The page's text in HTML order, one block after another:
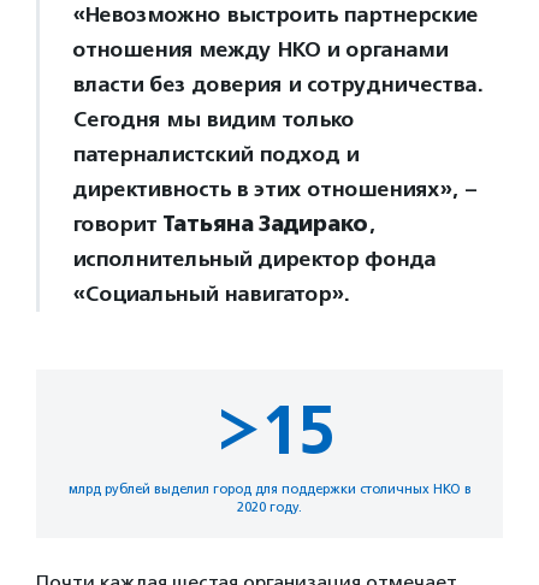
«Невозможно выстроить партнерские
отношения между НКО и органами
власти без доверия и сотрудничества.
Сегодня мы видим только
патерналистский подход и
директивность в этих отношениях», –
говорит Татьяна Задирако,
исполнительный директор фонда
«Социальный навигатор».
>15
млрд рублей выделил город для поддержки столичных НКО в
2020 году.